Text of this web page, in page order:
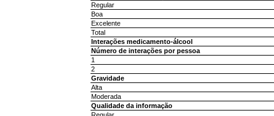
Regular
Boa
Excelente
Total
Interações medicamento-álcool
Número de interações por pessoa
1
2
Gravidade
Alta
Moderada
Qualidade da informação